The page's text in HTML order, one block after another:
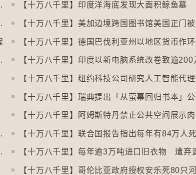
时针」行走 【十万八千里】印度洋海底发现大面积鲸鱼墓
动吸引游客
可能被拒绝入境
扰而减少
东战事涨价
【十万八千里】哥伦比亚政府授权安乐死80只